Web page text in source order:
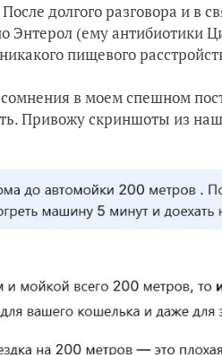
долгого разговора и в
Энтерол (ему антибиотики
пищевого
в моем спешном
Привожу скриншоты из